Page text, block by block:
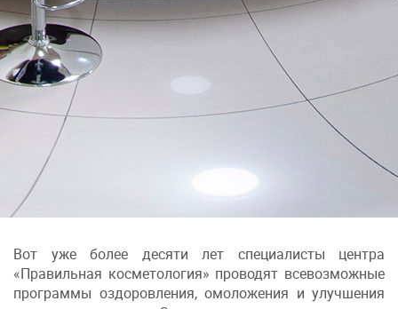
Вот уже более десяти лет специалисты центра
«Правильная косметология» проводят всевозможные
программы оздоровления, омоложения и улучшения